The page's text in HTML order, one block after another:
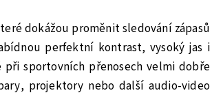
dokážou proměnit sledování zápasů
perfektní kontrast, vysoký jas i
sportovních přenosech velmi dobře
projektory nebo další audio-video